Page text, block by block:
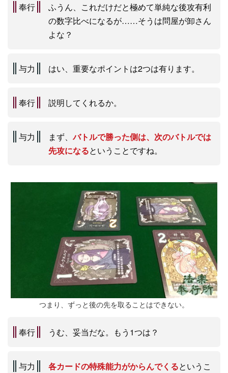
奉行
ふうん、これだけだと極めて単純な後攻有利
の数字比べになるが……そうは問屋が卸さん
よな？
与力 はい、重要なポイントは2つは有ります。
奉行 説明してくれるか。
与力 まず、バトルで勝った側は、次のバトルでは
先攻になるということですね。
つまり、ずっと後の先を取ることはできない。
奉行 うむ、妥当だな。もう1つは？
与力 各カードの特殊能力がからんでくるというこ